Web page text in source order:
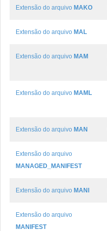
Extensão do arquivo MAKO
Extensão do arquivo MAL
Extensão do arquivo MAM
Extensão do arquivo MAML
Extensão do arquivo MAN
Extensão do arquivo
MANAGED_MANIFEST
Extensão do arquivo MANI
Extensão do arquivo
MANIFEST